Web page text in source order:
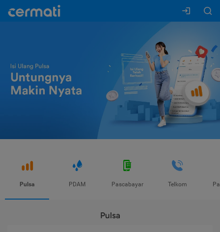
Pulsa PDAM Pascabayar Telkom
Pulsa